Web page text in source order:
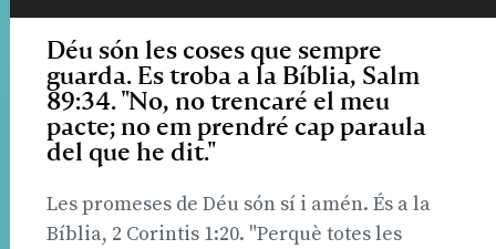
Déu són les coses que sempre
guarda. Es troba a la Bíblia, Salm
89:34. "No, no trencaré el meu
pacte; no em prendré cap paraula
del que he dit."
Les promeses de Déu són sí i amén. És a la
Bíblia, 2 Corintis 1:20. "Perquè totes les